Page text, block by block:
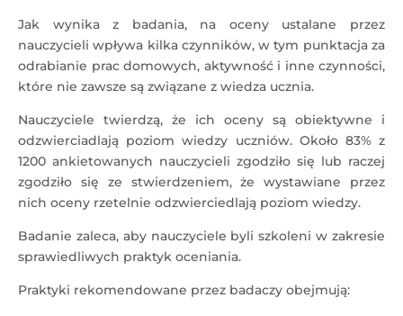
Jak wynika z badania, na oceny ustalane przez
nauczycieli wpływa kilka czynników, w tym punktacja za
odrabianie prac domowych, aktywność i inne czynności,
które nie zawsze są związane z wiedza ucznia.
Nauczyciele twierdzą, że ich oceny są obiektywne i
odzwierciadlają poziom wiedzy uczniów. Około 83% z
1200 ankietowanych nauczycieli zgodziło się lub raczej
zgodziło się ze stwierdzeniem, że wystawiane przez
nich oceny rzetelnie odzwierciedlają poziom wiedzy.
Badanie zaleca, aby nauczyciele byli szkoleni w zakresie
sprawiedliwych praktyk oceniania.
Praktyki rekomendowane przez badaczy obejmują: